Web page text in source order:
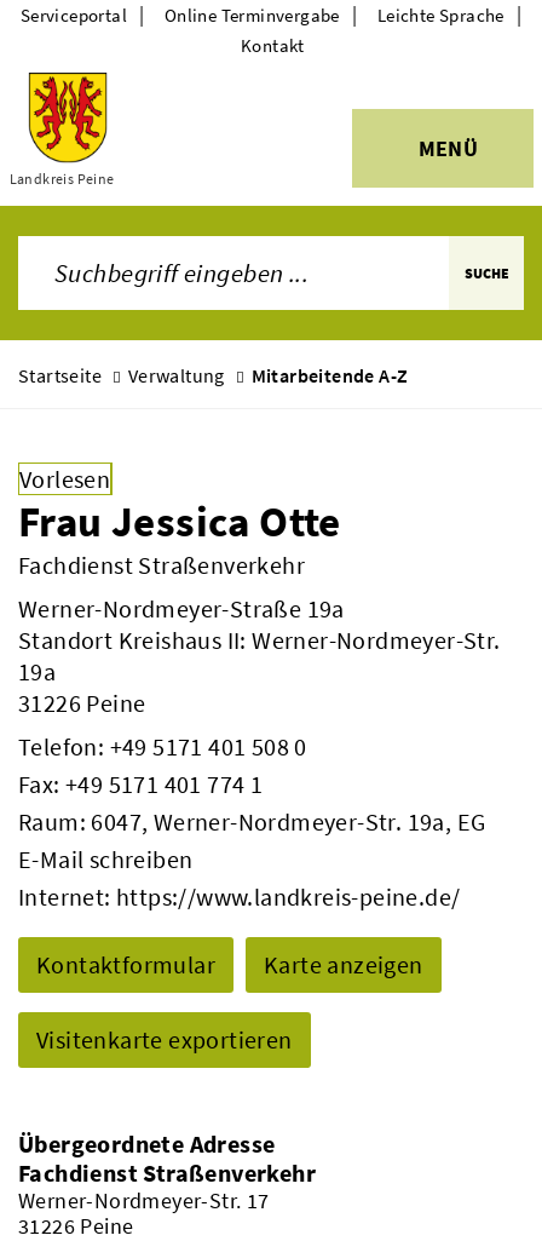
Themen
Landkreis Peine
MENÜ
Serviceportal | Online Terminvergabe | Leichte Sprache |
Kontakt
SUCHE
Startseite Verwaltung Mitarbeitende A-Z
Vorlesen
Frau Jessica Otte
Fachdienst Straßenverkehr
Werner-Nordmeyer-Straße 19a
Standort Kreishaus II: Werner-Nordmeyer-Str.
19a
31226 Peine
Telefon: +49 5171 401 508 0
Fax: +49 5171 401 774 1
Raum: 6047, Werner-Nordmeyer-Str. 19a, EG
E-Mail schreiben
Internet: https://www.landkreis-peine.de/
Kontaktformular Karte anzeigen
Visitenkarte exportieren
Übergeordnete Adresse
Fachdienst Straßenverkehr
Werner-Nordmeyer-Str. 17
31226 Peine